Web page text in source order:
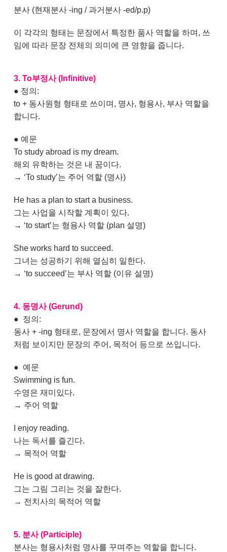
분사 (현재분사 -ing / 과거분사 -ed/p.p)
이 각각의 형태는 문장에서 특정한 품사 역할을 하며, 쓰
임에 따라 문장 전체의 의미에 큰 영향을 줍니다.
3. To부정사 (Infinitive)
● 정의:
to + 동사원형 형태로 쓰이며, 명사, 형용사, 부사 역할을
합니다.
● 예문
To study abroad is my dream.
해외 유학하는 것은 내 꿈이다.
→ ‘To study’는 주어 역할 (명사)
He has a plan to start a business.
그는 사업을 시작할 계획이 있다.
→ ‘to start’는 형용사 역할 (plan 설명)
She works hard to succeed.
그녀는 성공하기 위해 열심히 일한다.
→ ‘to succeed’는 부사 역할 (이유 설명)
4. 동명사 (Gerund)
● 정의:
동사 + -ing 형태로, 문장에서 명사 역할을 합니다. 동사
처럼 보이지만 문장의 주어, 목적어 등으로 쓰입니다.
● 예문
Swimming is fun.
수영은 재미있다.
→ 주어 역할
I enjoy reading.
나는 독서를 즐긴다.
→ 목적어 역할
He is good at drawing.
그는 그림 그리는 것을 잘한다.
→ 전치사의 목적어 역할
5. 분사 (Participle)
분사는 형용사처럼 명사를 꾸며주는 역할을 합니다.